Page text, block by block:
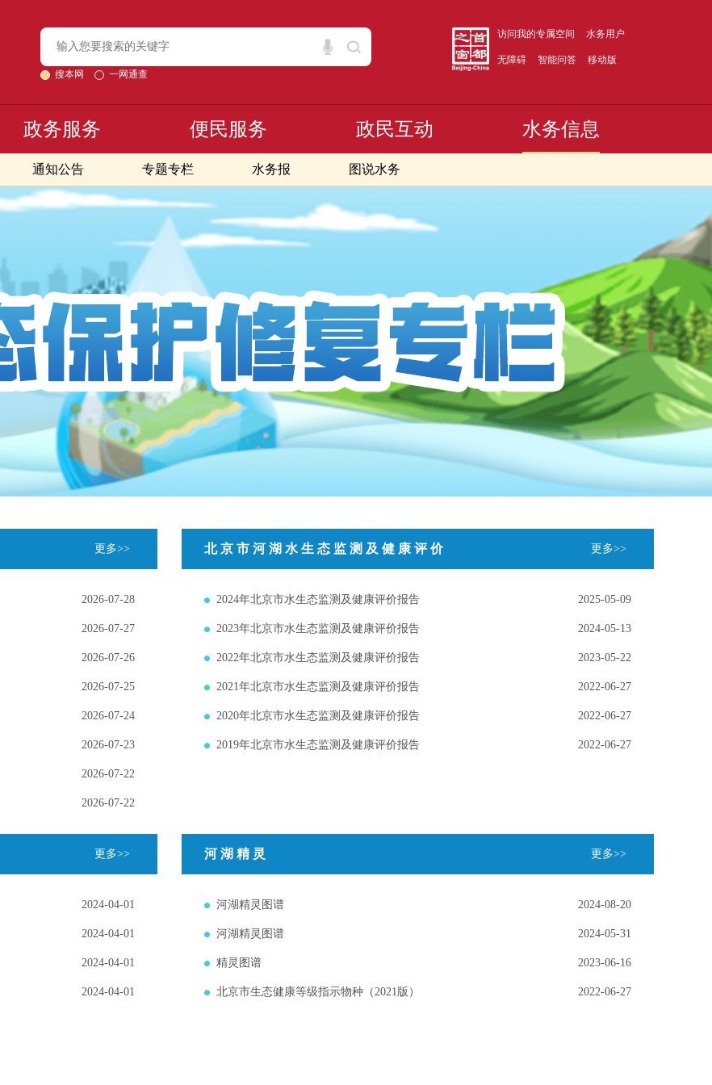
搜本网 一网通查
访问我的专属空间 水务用户
无障碍 智能问答 移动版
政务服务 便民服务 政民互动 水务信息
通知公告 专题专栏 水务报 图说水务
更多>>
2026-07-28
2026-07-27
2026-07-26
2026-07-25
2026-07-24
2026-07-23
2026-07-22
2026-07-22
更多>>
2024-04-01
2024-04-01
2024-04-01
2024-04-01
北京市河湖水生态监测及健康评价 更多>>
2024年北京市水生态监测及健康评价报告 2025-05-09
2023年北京市水生态监测及健康评价报告 2024-05-13
2022年北京市水生态监测及健康评价报告 2023-05-22
2021年北京市水生态监测及健康评价报告 2022-06-27
2020年北京市水生态监测及健康评价报告 2022-06-27
2019年北京市水生态监测及健康评价报告 2022-06-27
河湖精灵 更多>>
河湖精灵图谱 2024-08-20
河湖精灵图谱 2024-05-31
精灵图谱 2023-06-16
北京市生态健康等级指示物种（2021版） 2022-06-27